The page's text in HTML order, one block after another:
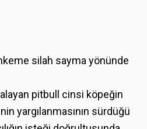
silah sayma yönünde
pitbull cinsi köpeğin
yargılanmasının sürdüğü